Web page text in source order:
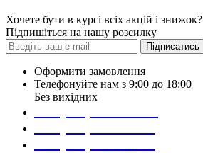
Хочете бути в курсі всіх акцій і знижок?
Підпишіться на нашу розсилку
Підписатись
Оформити замовлення
Телефонуйте нам з 9:00 до 18:00
Без вихідних